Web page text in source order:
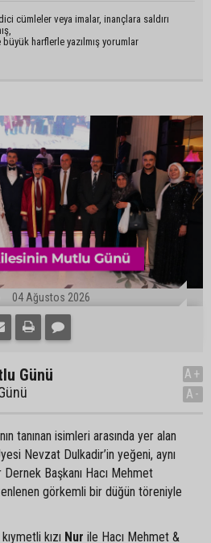
cümleler veya imalar, inançlara saldırı
harflerle yazılmış yorumlar
04 Ağustos 2026
Günü
A+
A-
tanınan isimleri arasında yer alan
Nevzat Dulkadir’in yeğeni, aynı
Dernek Başkanı Hacı Mehmet
görkemli bir düğün töreniyle
kızı Nur ile Hacı Mehmet &